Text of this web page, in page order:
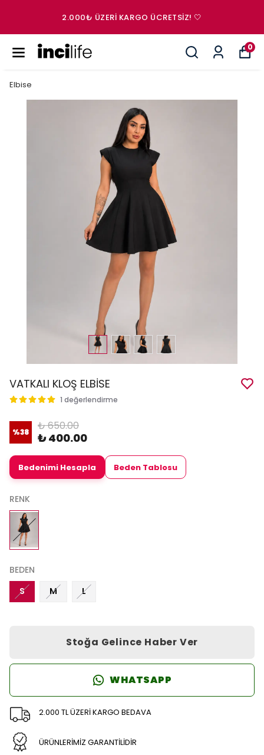
2.000₺ ÜZERI KARGO ÜCRETSIZ! 🤍
0
Elbise
VATKALI KLOŞ ELBİSE
1 değerlendirme
%38 ₺ 650.00
₺ 400.00
Bedenimi Hesapla Beden Tablosu
RENK
BEDEN
S
M L
Stoğa Gelince Haber Ver
WHATSAPP
2.000 TL ÜZERİ KARGO BEDAVA
ÜRÜNLERİMİZ GARANTİLİDİR